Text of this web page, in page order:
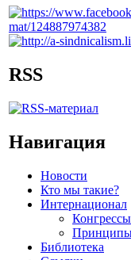
RSS
Навигация
Новости
Кто мы такие?
Интернационал
Библиотека